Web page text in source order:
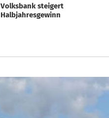
Volksbank steigert
Halbjahresgewinn